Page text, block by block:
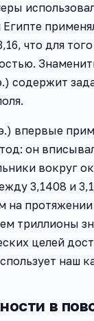
что для
содержит
впервые
он
вокруг
3,1408 и
на
триллионы
целей
наш
в